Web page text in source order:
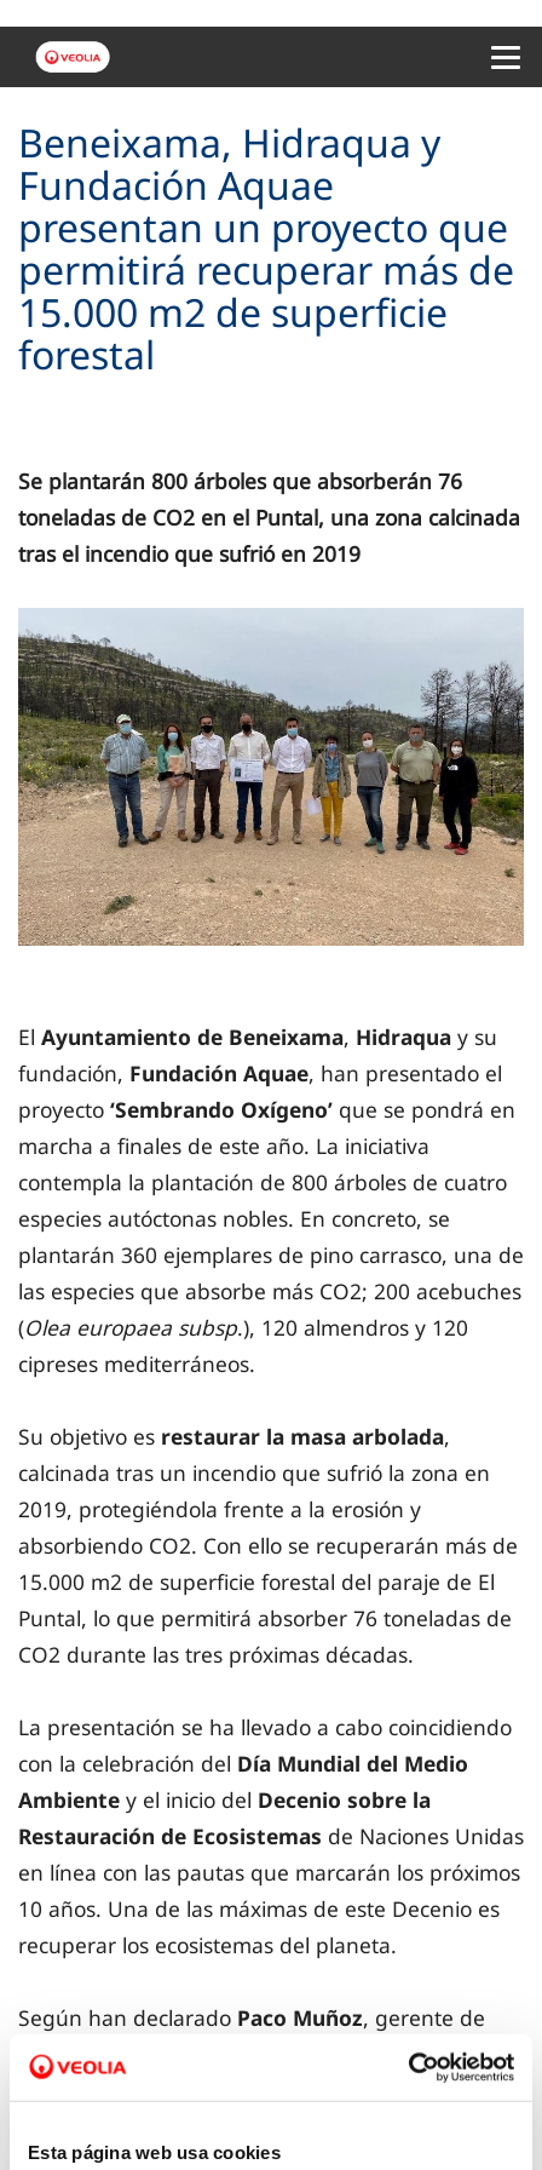
Esta página web usa cookies
Beneixama, Hidraqua y
Fundación Aquae
presentan un proyecto que
permitirá recuperar más de
15.000 m2 de superficie
forestal
Se plantarán 800 árboles que absorberán 76
toneladas de CO2 en el Puntal, una zona calcinada
tras el incendio que sufrió en 2019
El Ayuntamiento de Beneixama, Hidraqua y su
fundación, Fundación Aquae, han presentado el
proyecto ‘Sembrando Oxígeno’ que se pondrá en
marcha a finales de este año. La iniciativa
contempla la plantación de 800 árboles de cuatro
especies autóctonas nobles. En concreto, se
plantarán 360 ejemplares de pino carrasco, una de
las especies que absorbe más CO2; 200 acebuches
(Olea europaea subsp.), 120 almendros y 120
cipreses mediterráneos.
Su objetivo es restaurar la masa arbolada,
calcinada tras un incendio que sufrió la zona en
2019, protegiéndola frente a la erosión y
absorbiendo CO2. Con ello se recuperarán más de
15.000 m2 de superficie forestal del paraje de El
Puntal, lo que permitirá absorber 76 toneladas de
CO2 durante las tres próximas décadas.
La presentación se ha llevado a cabo coincidiendo
con la celebración del Día Mundial del Medio
Ambiente y el inicio del Decenio sobre la
Restauración de Ecosistemas de Naciones Unidas
en línea con las pautas que marcarán los próximos
10 años. Una de las máximas de este Decenio es
recuperar los ecosistemas del planeta.
Según han declarado Paco Muñoz, gerente de
Hidraqua “Esta acción parte del firme compromiso
de Hidraqua con el medio ambiente y con los
Sembrando Oxígeno ya se desarrolló hace unos